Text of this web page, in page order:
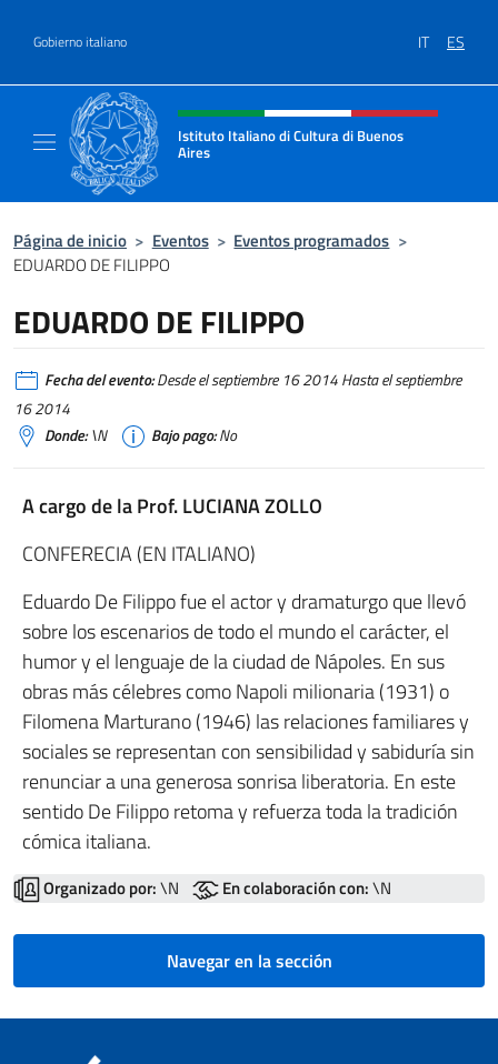
Gobierno italiano IT ES
Encabezado del sitio web,
Istituto Italiano di Cultura di Buenos
Aires
Página de inicio > Eventos > Eventos programados >
EDUARDO DE FILIPPO
EDUARDO DE FILIPPO
Fecha del evento:Desde el septiembre 16 2014 Hasta el septiembre
16 2014
Donde:\N Bajo pago:No
A cargo de la Prof. LUCIANA ZOLLO
CONFERECIA (EN ITALIANO)
Eduardo De Filippo fue el actor y dramaturgo que llevó
sobre los escenarios de todo el mundo el carácter, el
humor y el lenguaje de la ciudad de Nápoles. En sus
obras más célebres como Napoli milionaria (1931) o
Filomena Marturano (1946) las relaciones familiares y
sociales se representan con sensibilidad y sabiduría sin
renunciar a una generosa sonrisa liberatoria. En este
sentido De Filippo retoma y refuerza toda la tradición
cómica italiana.
Organizado por:\N En colaboración con:\N
Navegar en la sección